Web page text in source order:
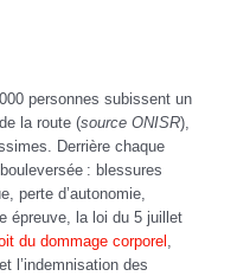
personnes subissent un
la route (source ONISR),
Derrière chaque
: blessures
perte d’autonomie,
épreuve, la loi du 5 juillet
du dommage corporel ,
l’indemnisation des